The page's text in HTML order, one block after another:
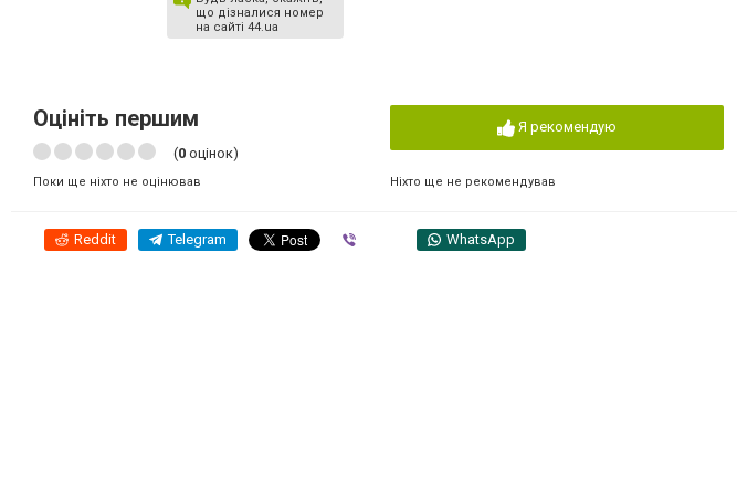
що дізналися номер
на сайті 44.ua
Оцініть першим
(0 оцінок)
Поки ще ніхто не оцінював
Я рекомендую
Ніхто ще не рекомендував
Reddit Telegram WhatsApp